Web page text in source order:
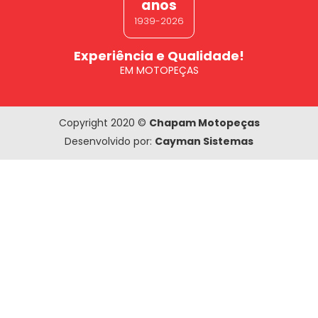
anos
1939-2026
Experiência e Qualidade!
EM MOTOPEÇAS
Copyright 2020 © Chapam Motopeças
Desenvolvido por: Cayman Sistemas